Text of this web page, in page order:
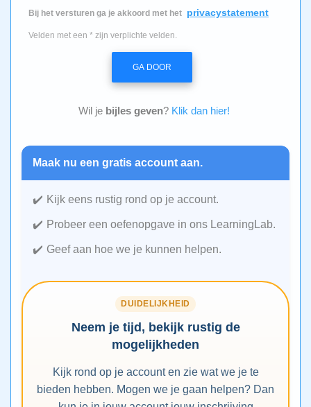
Bij het versturen ga je akkoord met het privacystatement
Velden met een * zijn verplichte velden.
GA DOOR
Wil je bijles geven? Klik dan hier!
Maak nu een gratis account aan.
Kijk eens rustig rond op je account.
Probeer een oefenopgave in ons LearningLab.
Geef aan hoe we je kunnen helpen.
DUIDELIJKHEID
Neem je tijd, bekijk rustig de
mogelijkheden
Kijk rond op je account en zie wat we je te
bieden hebben. Mogen we je gaan helpen? Dan